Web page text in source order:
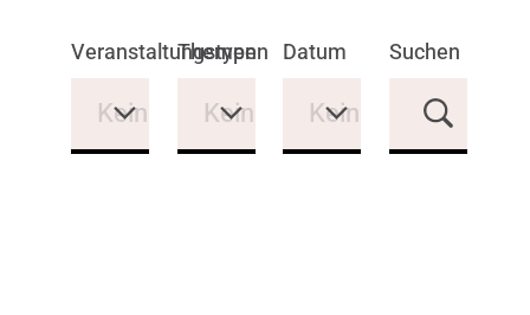
Veranstaltungstypen
Keine Auswahl
Themen
Keine Auswahl
Datum
Keine Auswahl
Suchen